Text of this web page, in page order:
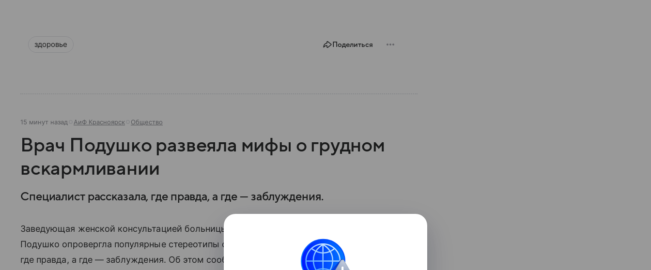
здоровье Поделиться
15 минут назад АиФ Красноярск Общество
Врач Подушко развеяла мифы о грудном
вскармливании
Специалист рассказала, где правда, а где — заблуждения.
Заведующая женской консультацией больницы им. М. А. Подгорбунского Анастасия
Подушко опровергла популярные стереотипы о грудном вскармливании и рассказала,
где правда, а где — заблуждения. Об этом сообщают VSE42.RU.